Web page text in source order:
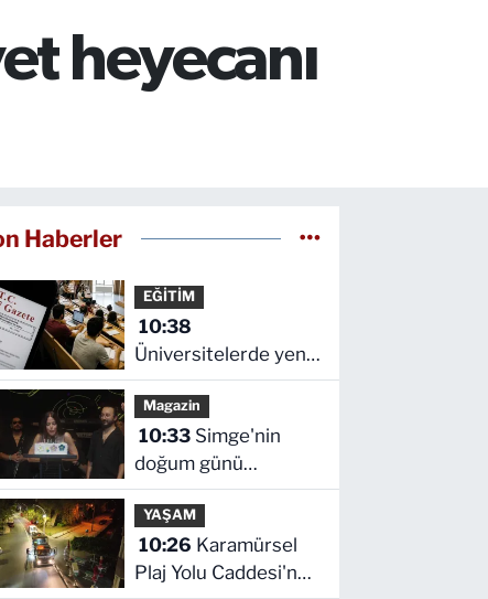
heyecanı
Haberler
EĞİTİM
10:38
Üniversitelerde yeni
dönem! Akademik
sahtekârlığa hapis,
öğrencilere dönüş
yolu
Magazin
10:33
doğum günü
sahnede kutlandı!
YAŞAM
10:26
Plaj Yolu Caddesi'ne